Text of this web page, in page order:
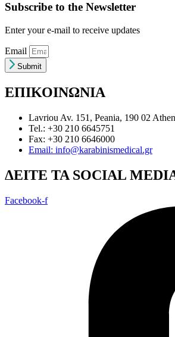
Subscribe to the Newsletter
Enter your e-mail to receive updates
Email
Submit
ΕΠΙΚΟΙΝΩΝΙΑ
Lavriou Av. 151, Peania, 190 02
Tel.: +30 210 6645751
Fax: +30 210 6646000
Email: info@karabinismedical.gr
ΔEITE TA SOCIAL
Facebook-f